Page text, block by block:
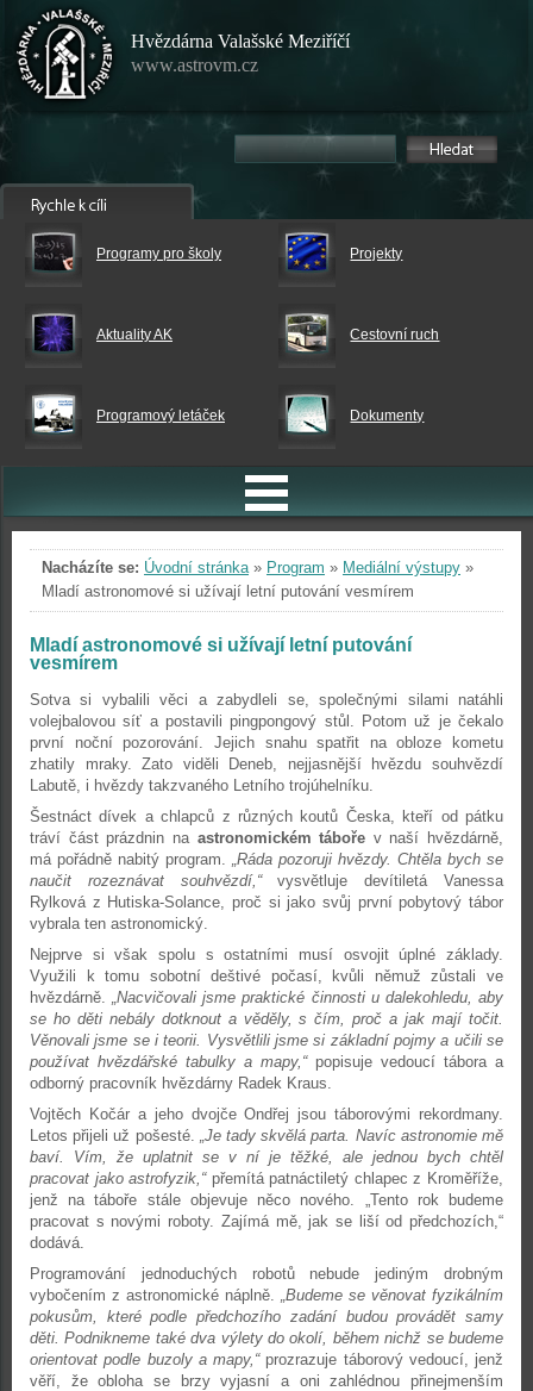
Hvězdárna Valašské Meziříčí
www.astrovm.cz
Programy pro školy Projekty
Aktuality AK Cestovní ruch
Programový letáček Dokumenty
Nacházíte se: Úvodní stránka» Program » Mediální výstupy »
Mladí astronomové si užívají letní putování vesmírem
Mladí astronomové si užívají letní putování
vesmírem
Sotva si vybalili věci a zabydleli se, společnými silami natáhli
volejbalovou síť a postavili pingpongový stůl. Potom už je čekalo
první noční pozorování. Jejich snahu spatřit na obloze kometu
zhatily mraky. Zato viděli Deneb, nejjasnější hvězdu souhvězdí
Labutě, i hvězdy takzvaného Letního trojúhelníku.
Šestnáct dívek a chlapců z různých koutů Česka, kteří od pátku
tráví část prázdnin naastronomickém táboře v naší hvězdárně,
má pořádně nabitý program. „Ráda pozoruji hvězdy. Chtěla bych se
naučit rozeznávat souhvězdí,“vysvětluje devítiletá Vanessa
Rylková z Hutiska-Solance, proč si jako svůj první pobytový tábor
vybrala ten astronomický.
Nejprve si však spolu s ostatními musí osvojit úplné základy.
Využili k tomu sobotní deštivé počasí, kvůli němuž zůstali ve
hvězdárně.„Nacvičovali jsme praktické činnosti u dalekohledu, aby
se ho děti nebály dotknout a věděly, s čím, proč a jak mají točit.
Věnovali jsme se i teorii. Vysvětlili jsme si základní pojmy a učili se
používat hvězdářské tabulky a mapy,“popisuje vedoucí tábora a
odborný pracovník hvězdárny Radek Kraus.
Vojtěch Kočár a jeho dvojče Ondřej jsou táborovými rekordmany.
Letos přijeli už pošesté. „Je tady skvělá parta. Navíc astronomie mě
baví. Vím, že uplatnit se v ní je těžké, ale jednou bych chtěl
pracovat jako astrofyzik,“přemítá patnáctiletý chlapec z Kroměříže,
jenž na táboře stále objevuje něco nového. „Tento rok budeme
pracovat s novými roboty. Zajímá mě, jak se liší od předchozích,“
dodává.
Programování jednoduchých robotů nebude jediným drobným
vybočením z astronomické náplně. „Budeme se věnovat fyzikálním
pokusům, které podle předchozího zadání budou provádět samy
děti. Podnikneme také dva výlety do okolí, během nichž se budeme
orientovat podle buzoly a mapy,“prozrazuje táborový vedoucí, jenž
věří, že obloha se brzy vyjasní a oni zahlédnou přinejmenším